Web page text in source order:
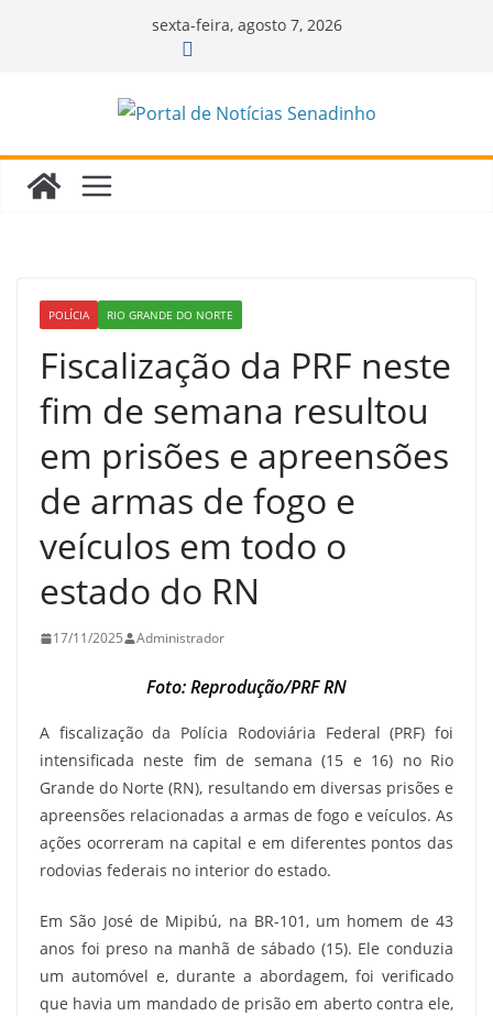
sexta-feira, agosto 7, 2026
POLÍCIA RIO GRANDE DO NORTE
Fiscalização da PRF neste
fim de semana resultou
em prisões e apreensões
de armas de fogo e
veículos em todo o
estado do RN
17/11/2025 Administrador
Foto: Reprodução/PRF RN
A fiscalização da Polícia Rodoviária Federal (PRF) foi
intensificada neste fim de semana (15 e 16) no Rio
Grande do Norte (RN), resultando em diversas prisões e
apreensões relacionadas a armas de fogo e veículos. As
ações ocorreram na capital e em diferentes pontos das
rodovias federais no interior do estado.
Em São José de Mipibú, na BR-101, um homem de 43
anos foi preso na manhã de sábado (15). Ele conduzia
um automóvel e, durante a abordagem, foi verificado
que havia um mandado de prisão em aberto contra ele,